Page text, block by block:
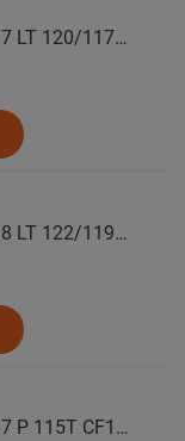
COMFORSER Автошина 265/65 R17 LT 120/117S CF1100 10PR RWL лето
COMFORSER Автошина 265/65 R18 LT 122/119S CF1100 10PR RWL лето
COMFORSER Автошина 265/70 R17 P 115T CF1100 RWL лето